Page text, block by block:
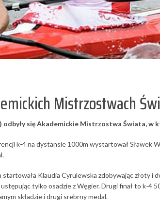
Mistrzostwach
odbyły się Akademickie Mistrzostwa Świata,
k-4 na dystansie 1000m wystartował Sławek
Klaudia Cyrulewska zdobywając złoty i
tylko osadzie z Węgier. Drugi finał to k-4
składzie i drugi srebrny medal.